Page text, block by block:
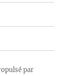
sous-
par